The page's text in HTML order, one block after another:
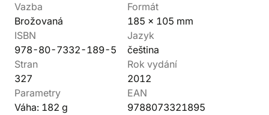
Vazba
Brožovaná
Formát
185 x 105 mm
ISBN
978-80-7332-189-5
Jazyk
čeština
Stran
327
Rok vydání
2012
Parametry
Váha: 182 g
EAN
9788073321895